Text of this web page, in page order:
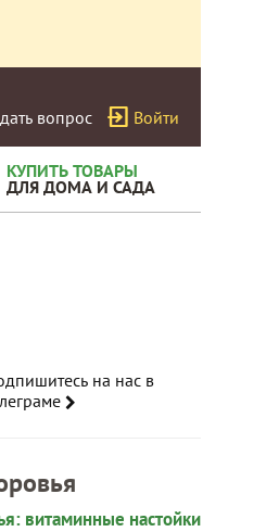
вопрос Войти
КУПИТЬ ТОВАРЫ
ДЛЯ ДОМА И САДА
на нас в
витаминные настойки